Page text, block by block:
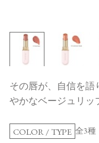
その唇が、自信を
やかなベージュリッ
COLOR / TYPE 全3種